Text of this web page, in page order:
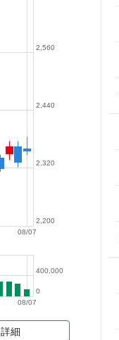
08/07
2,200
2,320
2,440
2,560
08/07
0
400,000
詳細